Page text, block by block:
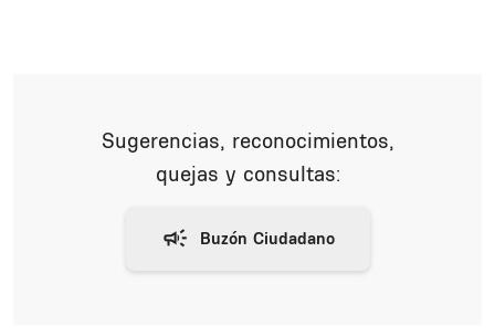
Sugerencias, reconocimientos,
quejas y consultas: